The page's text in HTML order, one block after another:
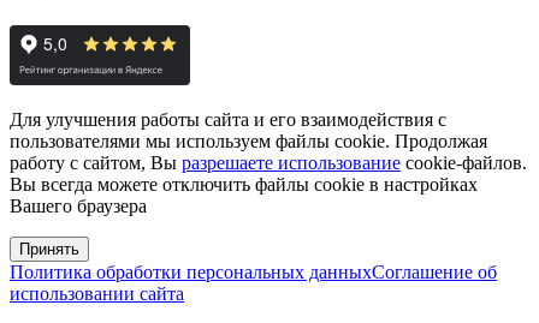
Для улучшения работы сайта и его взаимодействия с
пользователями мы используем файлы cookie. Продолжая
работу с сайтом, Вы разрешаете использование cookie-файлов.
Вы всегда можете отключить файлы cookie в настройках
Вашего браузера
Принять
Политика обработки персональных данныхСоглашение об
использовании сайта